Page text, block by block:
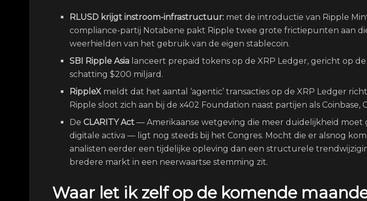
RLUSD krijgt instroom-infrastructuur: met de introductie van Ripple
compliance-partij Notabene pakt Ripple twee grote frictiepunten aan
weerhielden van het gebruik van de eigen stablecoin.
SBI Ripple Asia lanceert prepaid tokens op de XRP Ledger, gericht op
schatting $200 miljard.
RippleX meldt dat het aantal ‘agentic’ transacties op de XRP Ledger
Ripple sloot zich aan bij de x402 Foundation naast partijen als Coinbase,
DeCLARITY Act — Amerikaanse wetgeving die meer duidelijkheid moet
digitale activa — ligt nog steeds bij het Congres. Mocht die er alsnog
analisten eerder een tijdelijke opleving dan een structurele
bredere markt in een neerwaartse stemming zit.
Waar let ik zelf op de komende